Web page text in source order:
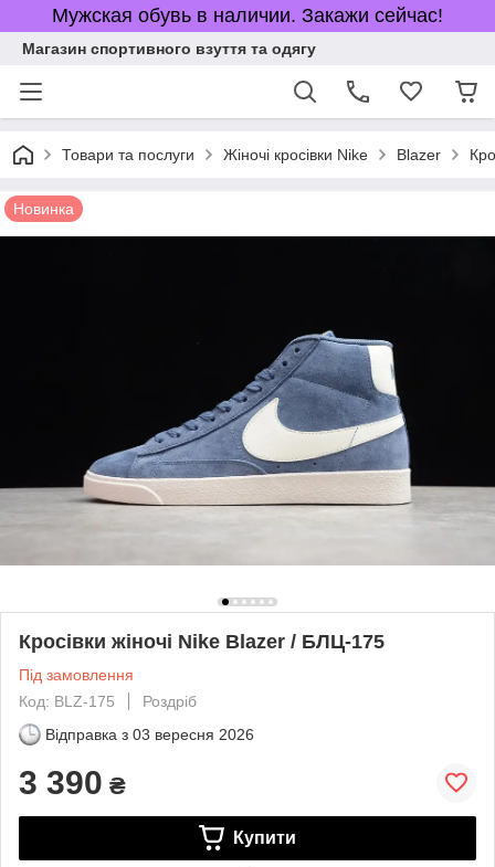
Мужская обувь в наличии. Закажи сейчас!
Магазин спортивного взуття та одягу
Товари та послуги Жіночі кросівки Nike Blazer
Новинка
Кросівки жіночі Nike Blazer / БЛЦ-175
Під замовлення
Код: BLZ-175
Роздріб
Відправка з 03 вересня 2026
3 390 ₴
Купити